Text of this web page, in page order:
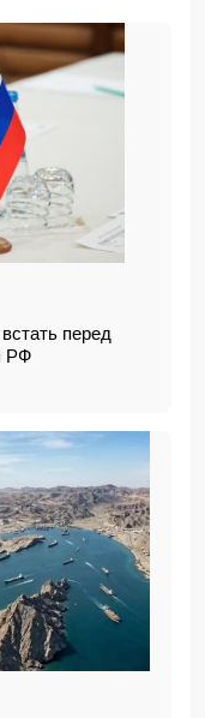
перед
РФ